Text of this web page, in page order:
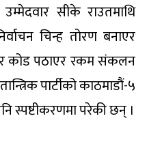
सीके राउतमाथि
चिन्ह तोरण बनाएर
कोड पठाएर रकम संकलन
पार्टीको काठमाडौं-५
स्पष्टीकरणमा परेकी छन् ।